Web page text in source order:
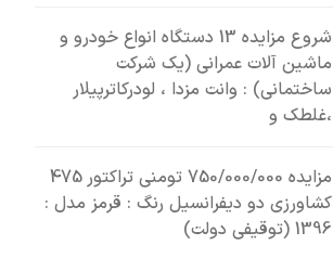
شروع مزایده 13 دستگاه انواع خودرو و
ماشین آلات عمرانی (یک شرکت
ساختمانی) : وانت مزدا ، لودرکاترپیلار
،غلطک و
مزایده 750/000/000 تومنی تراکتور 475
کشاورزی دو دیفرانسیل رنگ : قرمز مدل :
1396 (توقیفی دولت)